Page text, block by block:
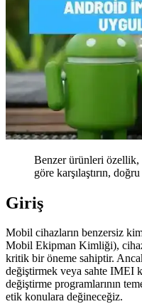
Benzer ürünleri özellik,
göre karşılaştırın,
Giriş
Mobil cihazların benzersiz
Mobil Ekipman Kimliği),
kritik bir öneme sahiptir.
değiştirmek veya sahte IMEI
değiştirme programlarının
etik konulara değineceğiz.